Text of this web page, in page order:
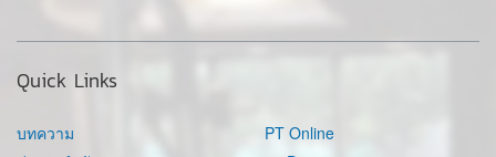
Quick Links
บทความ
PT Online